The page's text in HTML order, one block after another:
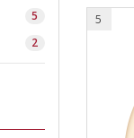
5
2
5